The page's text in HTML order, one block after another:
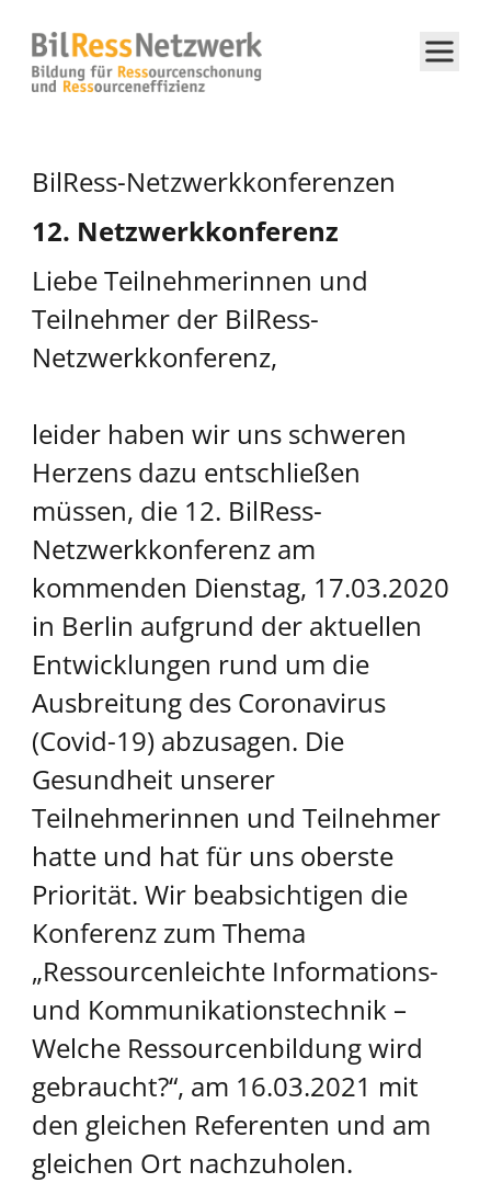
BilRess-Netzwerkkonferenzen
12. Netzwerkkonferenz
Liebe Teilnehmerinnen und
Teilnehmer der BilRess-
Netzwerkkonferenz,
leider haben wir uns schweren
Herzens dazu entschließen
müssen, die 12. BilRess-
Netzwerkkonferenz am
kommenden Dienstag, 17.03.2020
in Berlin aufgrund der aktuellen
Entwicklungen rund um die
Ausbreitung des Coronavirus
(Covid-19) abzusagen. Die
Gesundheit unserer
Teilnehmerinnen und Teilnehmer
hatte und hat für uns oberste
Priorität. Wir beabsichtigen die
Konferenz zum Thema
„Ressourcenleichte Informations-
und Kommunikationstechnik –
Welche Ressourcenbildung wird
gebraucht?“, am 16.03.2021 mit
den gleichen Referenten und am
gleichen Ort nachzuholen.